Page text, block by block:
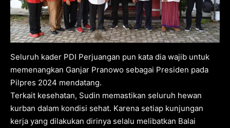
Seluruh kader PDI Perjuangan pun kata dia wajib untuk
memenangkan Ganjar Pranowo sebagai Presiden pada
Pilpres 2024 mendatang.
Terkait kesehatan, Sudin memastikan seluruh hewan
kurban dalam kondisi sehat. Karena setiap kunjungan
kerja yang dilakukan dirinya selalu melibatkan Balai